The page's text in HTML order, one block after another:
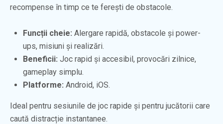
recompense în timp ce te ferești de obstacole.
Funcții cheie: Alergare rapidă, obstacole și power-
ups, misiuni și realizări.
Beneficii: Joc rapid și accesibil, provocări zilnice,
gameplay simplu.
Platforme: Android, iOS.
Ideal pentru sesiunile de joc rapide și pentru jucătorii care
caută distracție instantanee.